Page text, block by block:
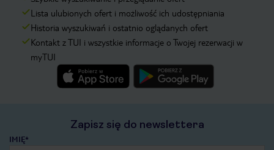
Lista ulubionych ofert i możliwość ich udostępniania
Historia wyszukiwań i ostatnio oglądanych ofert
Kontakt z TUI i wszystkie informacje o Twojej rezerwacji w
myTUI
Zapisz się do newslettera
IMIĘ*